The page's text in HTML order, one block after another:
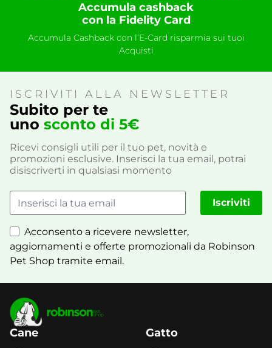
Accumula cashback
con la Fidelity Card
Accumula Cashback con l’E-Card risparmia sui tuoi
Acquisti
ISCRIVITI ALLA NEWSLETTER
Subito per te
uno sconto di 5€
Ricevi consigli utili per il tuo pet, novità e
promozioni esclusive. Inserisci la tua email, potrai
disiscriverti in qualsiasi momento
Acconsento a ricevere newsletter,
aggiornamenti e offerte promozionali da Robinson
Pet Shop tramite email.
Iscriviti
Cane
Gatto